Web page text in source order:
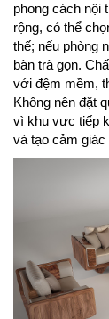
phong cách nội
rộng, có thể
thế; nếu phòng
bàn trà gọn.
với đệm mềm,
Không nên đặt
vì khu vực tiếp
và tạo cảm giác